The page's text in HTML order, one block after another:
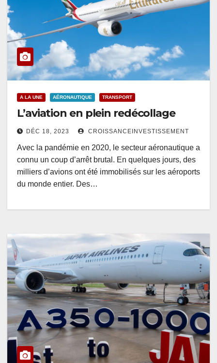
A LA UNE AÉRONAUTIQUE TRANSPORT
L’aviation en plein redécollage
DÉC 18, 2023 CROISSANCEINVESTISSEMENT
Avec la pandémie en 2020, le secteur aéronautique a
connu un coup d’arrêt brutal. En quelques jours, des
milliers d’avions ont été immobilisés sur les aéroports
du monde entier. Des…